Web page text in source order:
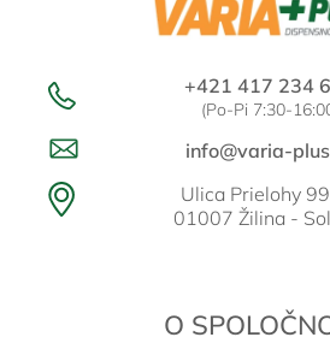
+421 417 234
(Po-Pi 7:30-
info@varia-
Ulica Prielohy
01007 Žilina -
O